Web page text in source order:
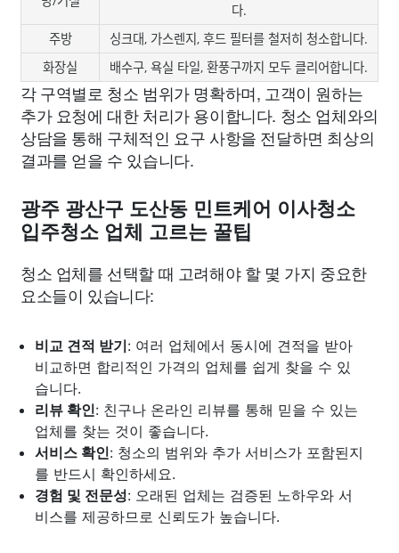
다.
주방
싱크대, 가스렌지, 후드 필터를 철저히 청소합니다.
화장실
배수구, 욕실 타일, 환풍구까지 모두 클리어합니다.
각 구역별로 청소 범위가 명확하며, 고객이 원하는
추가 요청에 대한 처리가 용이합니다. 청소 업체와의
상담을 통해 구체적인 요구 사항을 전달하면 최상의
결과를 얻을 수 있습니다.
광주 광산구 도산동 민트케어 이사청소
입주청소 업체 고르는 꿀팁
청소 업체를 선택할 때 고려해야 할 몇 가지 중요한
요소들이 있습니다:
비교 견적 받기: 여러 업체에서 동시에 견적을 받아
비교하면 합리적인 가격의 업체를 쉽게 찾을 수 있
습니다.
리뷰 확인: 친구나 온라인 리뷰를 통해 믿을 수 있는
업체를 찾는 것이 좋습니다.
서비스 확인: 청소의 범위와 추가 서비스가 포함된지
를 반드시 확인하세요.
경험 및 전문성: 오래된 업체는 검증된 노하우와 서
비스를 제공하므로 신뢰도가 높습니다.